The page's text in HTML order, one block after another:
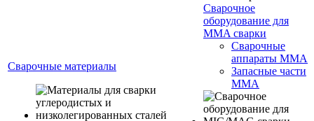
Сварочные материалы
Сварочное
оборудование для
MMA сварки
Сварочные
аппараты MMA
Запасные части
MMA